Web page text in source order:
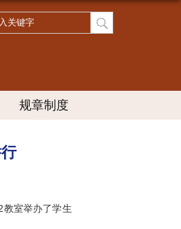
规章制度
教室举办了学生